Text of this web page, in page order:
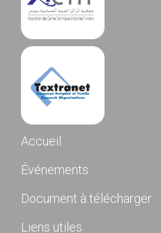
Accueil
Événements
Document à télécharger
Liens utiles